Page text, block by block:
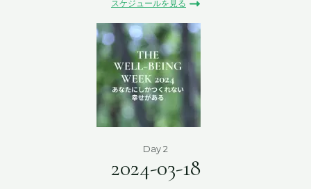
スケジュールを見る
Day 2
2024-03-18